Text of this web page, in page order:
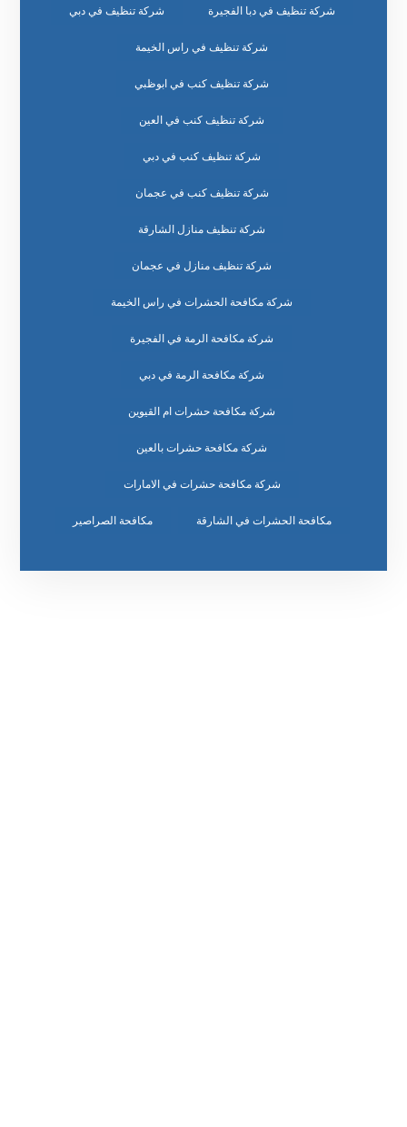
شركة تنظيف في دبا الفجيرة شركة تنظيف في دبي
شركة تنظيف في راس الخيمة
شركة تنظيف كنب في ابوظبي
شركة تنظيف كنب في العين
شركة تنظيف كنب في دبي
شركة تنظيف كنب في عجمان
شركة تنظيف منازل الشارقة
شركة تنظيف منازل في عجمان
شركة مكافحة الحشرات في راس الخيمة
شركة مكافحة الرمة في الفجيرة
شركة مكافحة الرمة في دبي
شركة مكافحة حشرات ام القيوين
شركة مكافحة حشرات بالعين
شركة مكافحة حشرات في الامارات
مكافحة الحشرات في الشارقة مكافحة الصراصير